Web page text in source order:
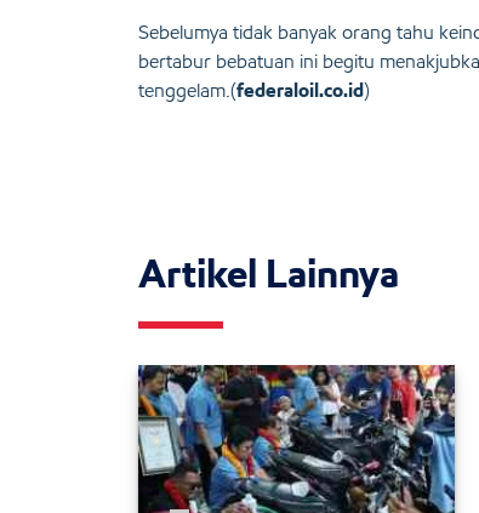
Sebelumya tidak banyak orang tahu
bertabur bebatuan ini begitu
tenggelam.(federaloil.co.id)
Artikel Lainnya